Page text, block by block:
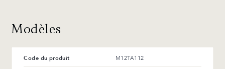
(L)
Modèles
Code du produit M12TA112